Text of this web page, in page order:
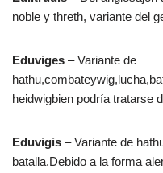
noble y threth, variante del
Eduviges – Variante de
heidwigbien podría tratarse
Eduvigis – Variante de
batalla.Debido a la forma